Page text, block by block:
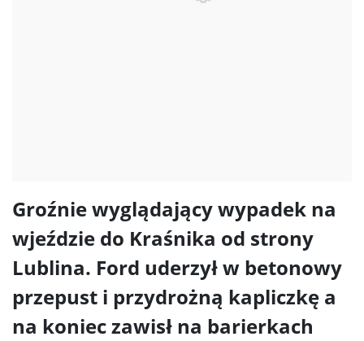
Groźnie wyglądający wypadek na
wjeździe do Kraśnika od strony
Lublina. Ford uderzył w betonowy
przepust i przydrożną kapliczkę a
na koniec zawisł na barierkach